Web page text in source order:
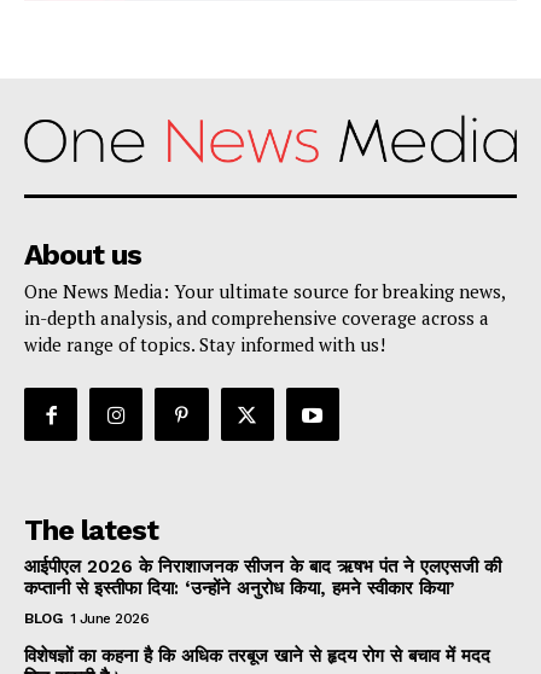
About us
One News Media: Your ultimate source for breaking news,
in-depth analysis, and comprehensive coverage across a
wide range of topics. Stay informed with us!
The latest
आईपीएल 2026 के निराशाजनक सीजन के बाद ऋषभ पंत ने एलएसजी की
कप्तानी से इस्तीफा दिया: ‘उन्होंने अनुरोध किया, हमने स्वीकार किया’
BLOG 1 June 2026
विशेषज्ञों का कहना है कि अधिक तरबूज खाने से हृदय रोग से बचाव में मदद